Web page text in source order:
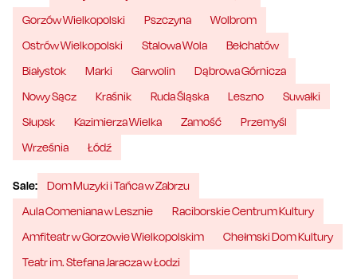
Gorzów Wielkopolski
Pszczyna
Wolbrom
Ostrów Wielkopolski
Stalowa Wola
Bełchatów
Białystok
Marki Garwolin
Dąbrowa Górnicza
Nowy Sącz
Kraśnik Ruda Śląska Leszno
Suwałki
Słupsk
Kazimierza Wielka Zamość
Przemyśl
Września
Łódź
Sale:
Dom Muzyki i Tańca w Zabrzu
Aula Comeniana w Lesznie
Raciborskie Centrum Kultury
Amfiteatr w Gorzowie Wielkopolskim
Chełmski Dom Kultury
Teatr im. Stefana Jaracza w Łodzi